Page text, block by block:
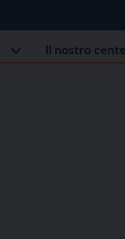
Il nostro